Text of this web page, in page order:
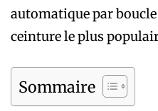
automatique par
ceinture le plus
Sommaire